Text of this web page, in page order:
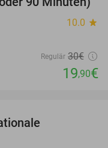
34%
10.0 star
Regulär 30€
19,90€